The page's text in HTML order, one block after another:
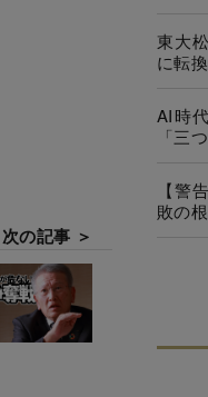
次の記事 ＞
東大
に転
AI時
「三
【警
敗の